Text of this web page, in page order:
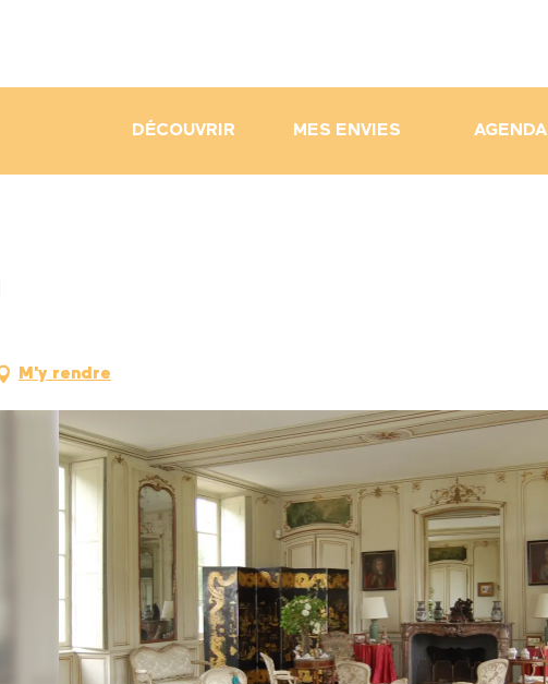
DÉCOUVRIR MES ENVIES AGENDA
M'y rendre